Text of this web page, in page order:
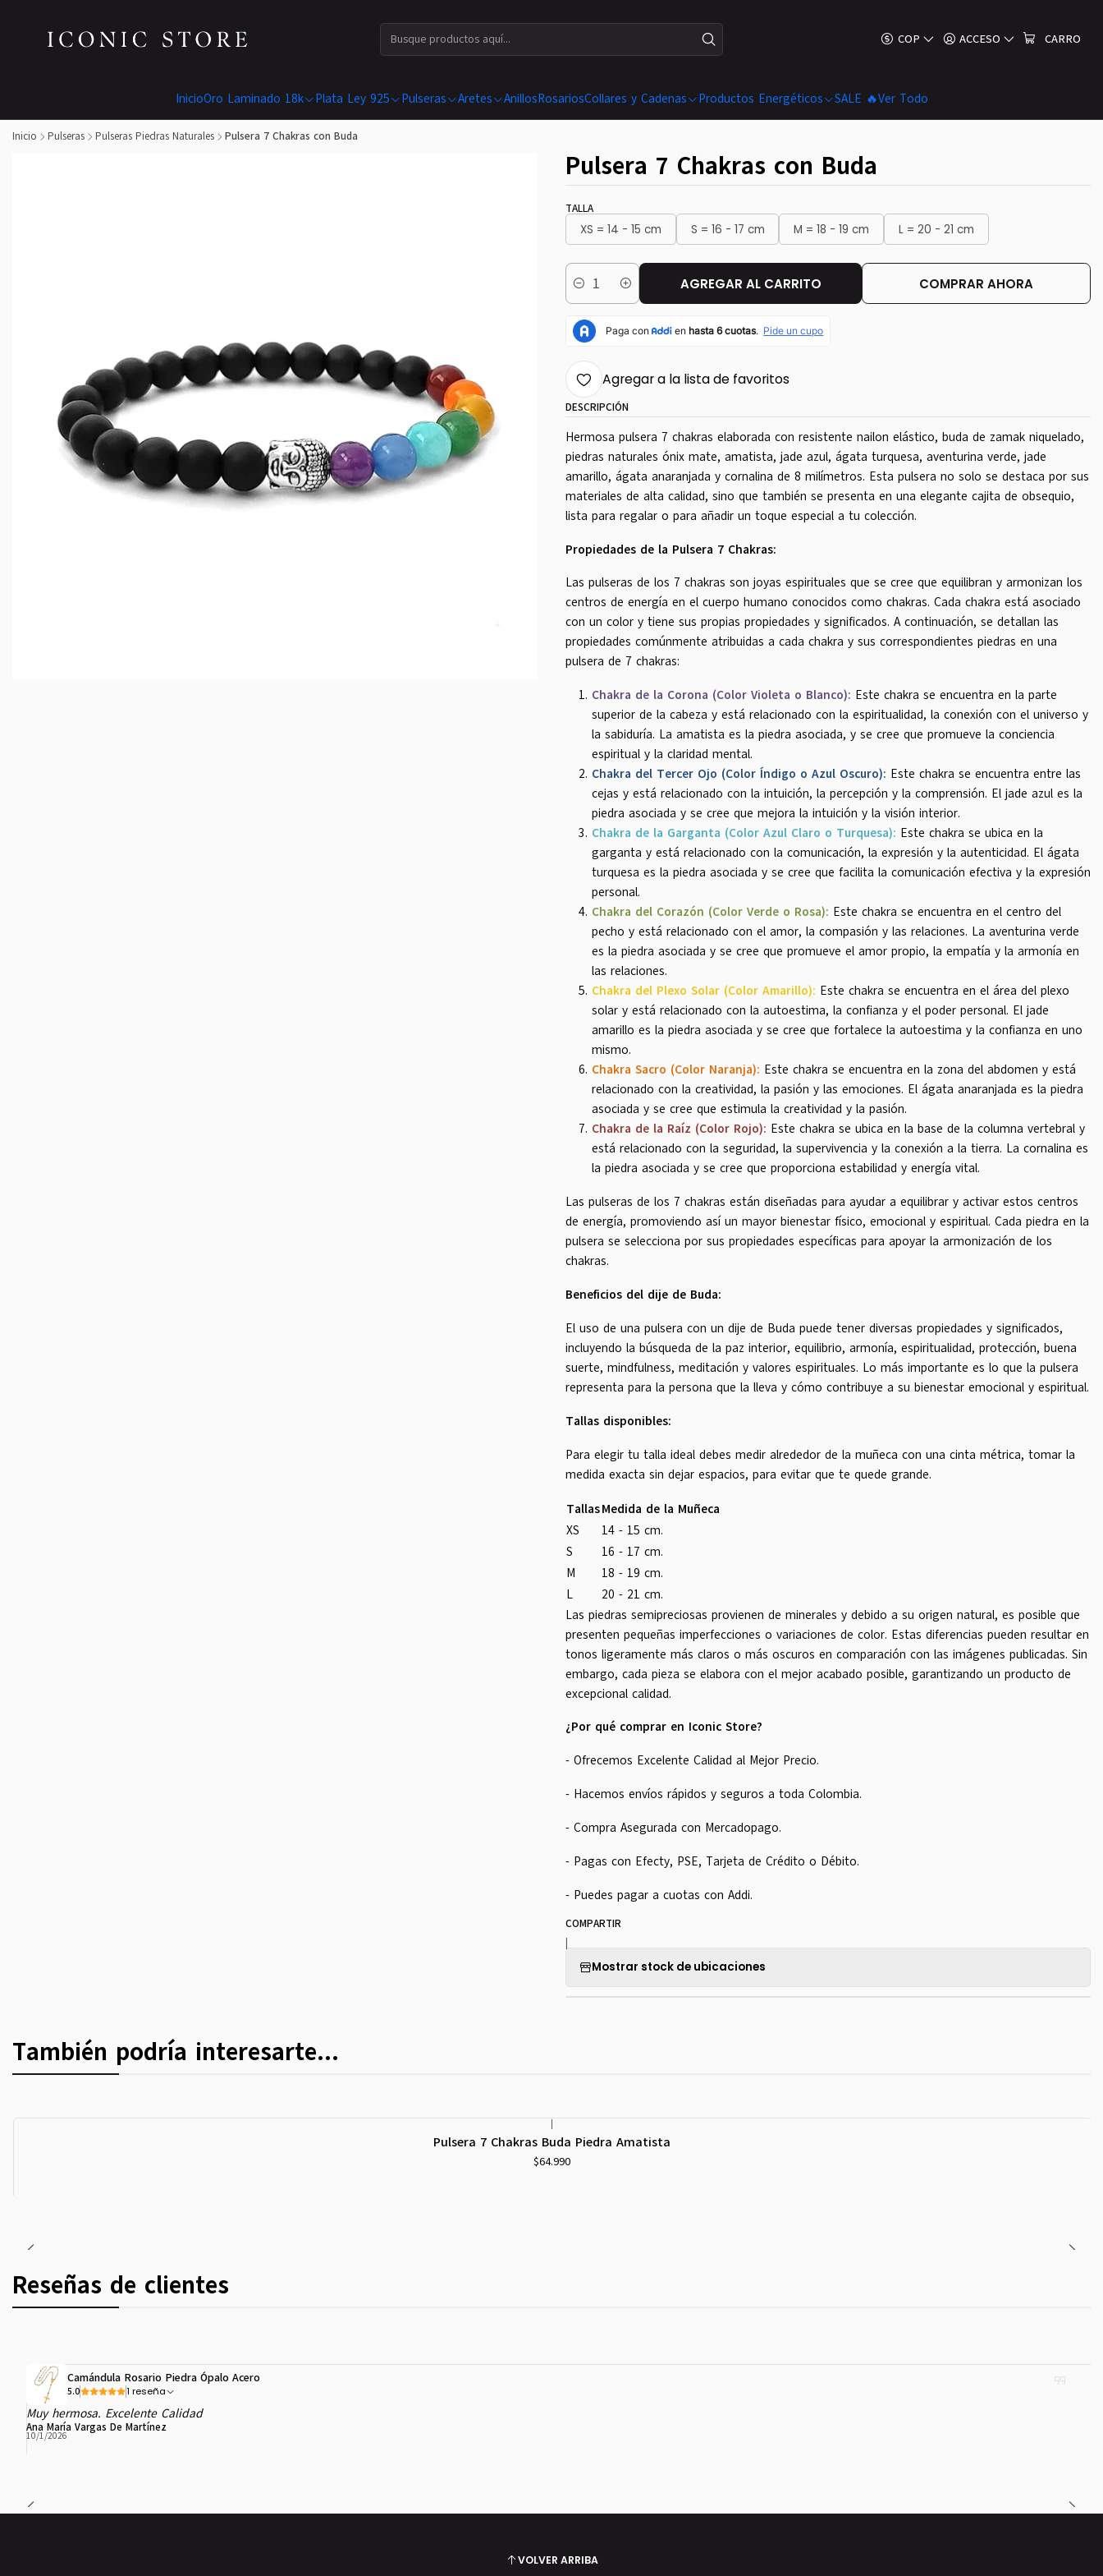
COP ACCESO CARRO
InicioOro Laminado 18k Plata Ley 925 Pulseras Aretes AnillosRosariosCollares y Cadenas Productos Energéticos SALE 🔥Ver Todo
Inicio Pulseras Pulseras Piedras Naturales Pulsera 7 Chakras con Buda
Pulsera 7 Chakras con Buda
TALLA
XS = 14 - 15 cm S = 16 - 17 cm M = 18 - 19 cm L = 20 - 21 cm
Cantidad AGREGAR AL CARRITO COMPRAR AHORA
Agregar a la lista de favoritos
DESCRIPCIÓN
Hermosa pulsera 7 chakras elaborada con resistente nailon elástico, buda de zamak niquelado,
piedras naturales ónix mate, amatista, jade azul, ágata turquesa, aventurina verde, jade
amarillo, ágata anaranjada y cornalina de 8 milímetros. Esta pulsera no solo se destaca por sus
materiales de alta calidad, sino que también se presenta en una elegante cajita de obsequio,
lista para regalar o para añadir un toque especial a tu colección.
Propiedades de la Pulsera 7 Chakras:
Las pulseras de los 7 chakras son joyas espirituales que se cree que equilibran y armonizan los
centros de energía en el cuerpo humano conocidos como chakras. Cada chakra está asociado
con un color y tiene sus propias propiedades y significados. A continuación, se detallan las
propiedades comúnmente atribuidas a cada chakra y sus correspondientes piedras en una
pulsera de 7 chakras:
Chakra de la Corona (Color Violeta o Blanco): Este chakra se encuentra en la parte
superior de la cabeza y está relacionado con la espiritualidad, la conexión con el universo y
la sabiduría. La amatista es la piedra asociada, y se cree que promueve la conciencia
espiritual y la claridad mental.
Chakra del Tercer Ojo (Color Índigo o Azul Oscuro): Este chakra se encuentra entre las
cejas y está relacionado con la intuición, la percepción y la comprensión. El jade azul es la
piedra asociada y se cree que mejora la intuición y la visión interior.
Chakra de la Garganta (Color Azul Claro o Turquesa): Este chakra se ubica en la
garganta y está relacionado con la comunicación, la expresión y la autenticidad. El ágata
turquesa es la piedra asociada y se cree que facilita la comunicación efectiva y la expresión
personal.
Chakra del Corazón (Color Verde o Rosa): Este chakra se encuentra en el centro del
pecho y está relacionado con el amor, la compasión y las relaciones. La aventurina verde
es la piedra asociada y se cree que promueve el amor propio, la empatía y la armonía en
las relaciones.
Chakra del Plexo Solar (Color Amarillo): Este chakra se encuentra en el área del plexo
solar y está relacionado con la autoestima, la confianza y el poder personal. El jade
amarillo es la piedra asociada y se cree que fortalece la autoestima y la confianza en uno
mismo.
Chakra Sacro (Color Naranja): Este chakra se encuentra en la zona del abdomen y está
relacionado con la creatividad, la pasión y las emociones. El ágata anaranjada es la piedra
asociada y se cree que estimula la creatividad y la pasión.
Chakra de la Raíz (Color Rojo): Este chakra se ubica en la base de la columna vertebral y
está relacionado con la seguridad, la supervivencia y la conexión a la tierra. La cornalina es
la piedra asociada y se cree que proporciona estabilidad y energía vital.
Las pulseras de los 7 chakras están diseñadas para ayudar a equilibrar y activar estos centros
de energía, promoviendo así un mayor bienestar físico, emocional y espiritual. Cada piedra en la
pulsera se selecciona por sus propiedades específicas para apoyar la armonización de los
chakras.
Beneficios del dije de Buda:
El uso de una pulsera con un dije de Buda puede tener diversas propiedades y significados,
incluyendo la búsqueda de la paz interior, equilibrio, armonía, espiritualidad, protección, buena
suerte, mindfulness, meditación y valores espirituales. Lo más importante es lo que la pulsera
representa para la persona que la lleva y cómo contribuye a su bienestar emocional y espiritual.
Tallas disponibles:
Para elegir tu talla ideal debes medir alrededor de la muñeca con una cinta métrica, tomar la
medida exacta sin dejar espacios, para evitar que te quede grande.
TallasMedida de la Muñeca
XS
14 - 15 cm.
S
16 - 17 cm.
M
18 - 19 cm.
L
20 - 21 cm.
Las piedras semipreciosas provienen de minerales y debido a su origen natural, es posible que
presenten pequeñas imperfecciones o variaciones de color. Estas diferencias pueden resultar en
tonos ligeramente más claros o más oscuros en comparación con las imágenes publicadas. Sin
embargo, cada pieza se elabora con el mejor acabado posible, garantizando un producto de
excepcional calidad.
¿Por qué comprar en Iconic Store?
- Ofrecemos Excelente Calidad al Mejor Precio.
- Hacemos envíos rápidos y seguros a toda Colombia.
- Compra Asegurada con Mercadopago.
- Pagas con Efecty, PSE, Tarjeta de Crédito o Débito.
- Puedes pagar a cuotas con Addi.
COMPARTIR
|
Mostrar stock de ubicaciones
También podría interesarte...
|
Pulsera 7 Chakras Buda Piedra Amatista
$64.990
Reseñas de clientes
Camándula Rosario Piedra Ópalo Acero
5.0 1 reseña
Muy hermosa. Excelente Calidad
Ana María Vargas De Martínez
10/1/2026
VOLVER ARRIBA